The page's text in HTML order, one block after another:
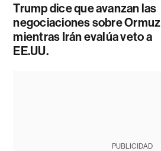
Trump dice que avanzan las
negociaciones sobre Ormuz
mientras Irán evalúa veto a
EE.UU.
PUBLICIDAD